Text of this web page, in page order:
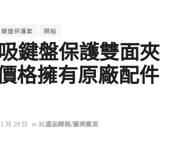
鍵盤保護套 開箱
鍵盤保護雙面夾
格擁有原廠配件
月 29 日 in 3C產品開箱/廠商邀測